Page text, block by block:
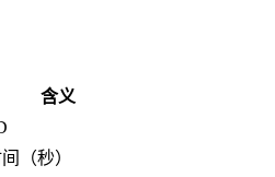
含义
（秒）